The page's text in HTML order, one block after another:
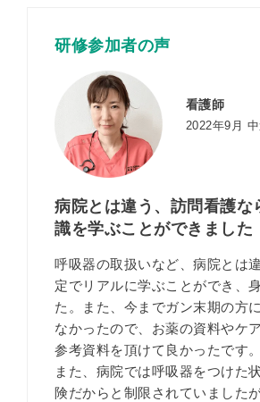
研修参加者の声
看護師
2022年9月
病院とは違う、訪問看護な
識を学ぶことができました
呼吸器の取扱いなど、病院とは
定でリアルに学ぶことができ、
た。また、今までガン末期の方
なかったので、お薬の資料やケ
参考資料を頂けて良かったです。
また、病院では呼吸器をつけた
険だからと制限されていました